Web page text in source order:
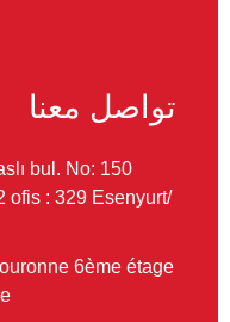
تواصل معنا
bul. No: 150
ofis : 329 Esenyurt/
6ème étage